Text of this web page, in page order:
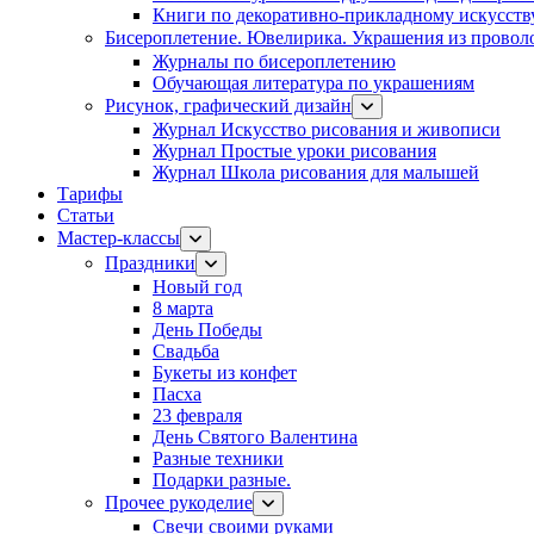
Книги по декоративно-прикладному
Бисероплетение. Ювелирика. Украшения из
Журналы по бисероплетению
Обучающая литература по украшениям
Рисунок, графический дизайн
Журнал Искусство рисования и живописи
Журнал Простые уроки рисования
Журнал Школа рисования для малышей
Тарифы
Статьи
Мастер-классы
Праздники
Новый год
8 марта
День Победы
Свадьба
Букеты из конфет
Пасха
23 февраля
День Святого Валентина
Разные техники
Подарки разные.
Прочее рукоделие
Свечи своими руками